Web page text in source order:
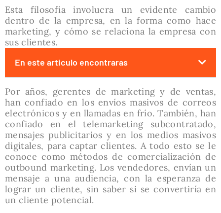
Esta filosofía involucra un evidente cambio
dentro de la empresa, en la forma como hace
marketing, y cómo se relaciona la empresa con
sus clientes.
En este articulo encontraras
Por años, gerentes de marketing y de ventas,
han confiado en los envíos masivos de correos
electrónicos y en llamadas en frío. También, han
confiado en el telemarketing subcontratado,
mensajes publicitarios y en los medios masivos
digitales, para captar clientes. A todo esto se le
conoce como métodos de comercialización de
outbound marketing. Los vendedores, envían un
mensaje a una audiencia, con la esperanza de
lograr un cliente, sin saber si se convertiría en
un cliente potencial.